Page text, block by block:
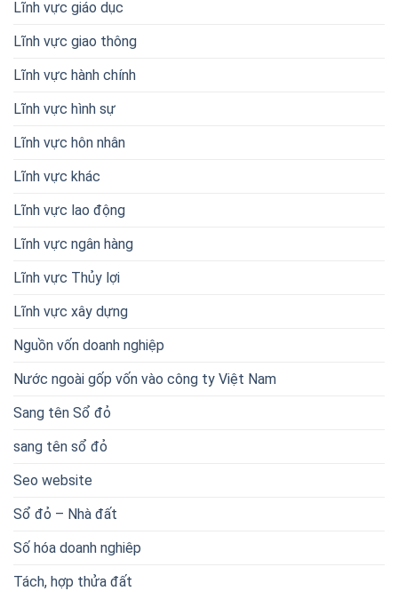
Lĩnh vực giáo dục
Lĩnh vực giao thông
Lĩnh vực hành chính
Lĩnh vực hình sự
Lĩnh vực hôn nhân
Lĩnh vực khác
Lĩnh vực lao động
Lĩnh vực ngân hàng
Lĩnh vực Thủy lợi
Lĩnh vực xây dựng
Nguồn vốn doanh nghiệp
Nước ngoài gốp vốn vào công ty Việt Nam
Sang tên Sổ đỏ
sang tên sổ đỏ
Seo website
Sổ đỏ – Nhà đất
Số hóa doanh nghiêp
Tách, hợp thửa đất